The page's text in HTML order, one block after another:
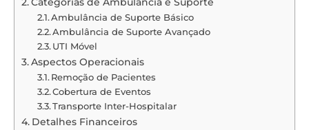
Ambulância de Suporte Básico
Ambulância de Suporte Avançado
UTI Móvel
Aspectos Operacionais
Remoção de Pacientes
Cobertura de Eventos
Transporte Inter-Hospitalar
Detalhes Financeiros